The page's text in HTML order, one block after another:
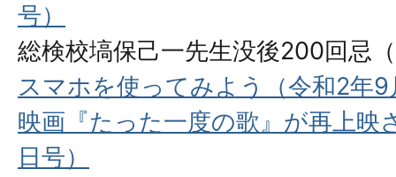
号）
総検校塙保己一先生没後200回忌
スマホを使ってみよう（令和2年9
映画『たった⼀度の歌』が再上映
日号）